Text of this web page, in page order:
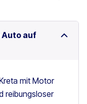
Auto auf
mit Motor
reibungsloser